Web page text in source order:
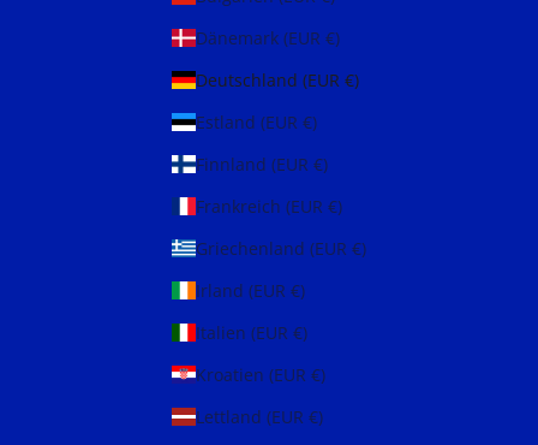
Dänemark (EUR €)
Deutschland (EUR €)
Estland (EUR €)
Finnland (EUR €)
Frankreich (EUR €)
Griechenland (EUR €)
Irland (EUR €)
Italien (EUR €)
Kroatien (EUR €)
Lettland (EUR €)